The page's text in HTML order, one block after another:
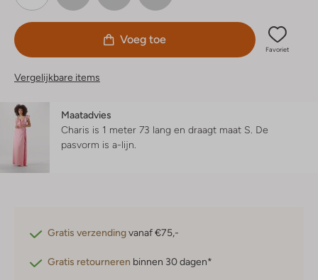
Voeg toe
Favoriet
Vergelijkbare items
Maatadvies
Charis is 1 meter 73 lang en draagt maat S. De
pasvorm is a-lijn
Gratis verzendingvanaf €75,-
Gratis retourneren binnen 30 dagen*